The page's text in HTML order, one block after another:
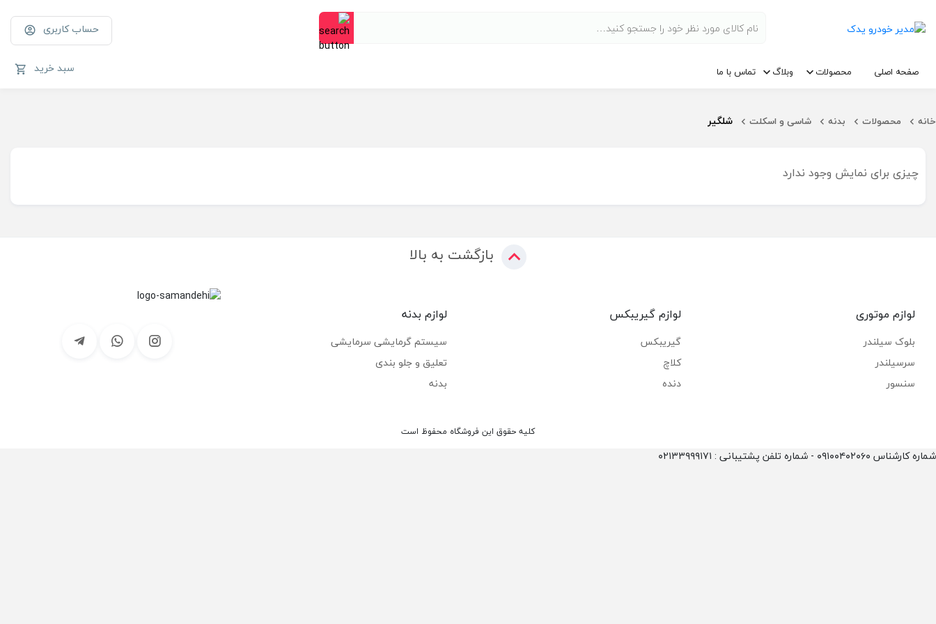
حساب کاربری
صفحه اصلی محصولات وبلاگ تماس با ما سبد خرید
خانه محصولات بدنه شاسی و اسکلت شلگیر
چیزی برای نمایش وجود ندارد
بازگشت به بالا
لوازم موتوری
بلوک سیلندر
سرسیلندر
سنسور
لوازم گیریبکس
گیریبکس
کلاچ
دنده
لوازم بدنه
سیستم گرمایشی سرمایشی
تعلیق و جلو بندی
بدنه
کلیه حقوق این فروشگاه محفوظ است
شماره کارشناس ۰۹۱۰۰۴۰۲۰۶۰ - شماره تلفن پشتیبانی : ۰۲۱۳۳۹۹۹۱۷۱